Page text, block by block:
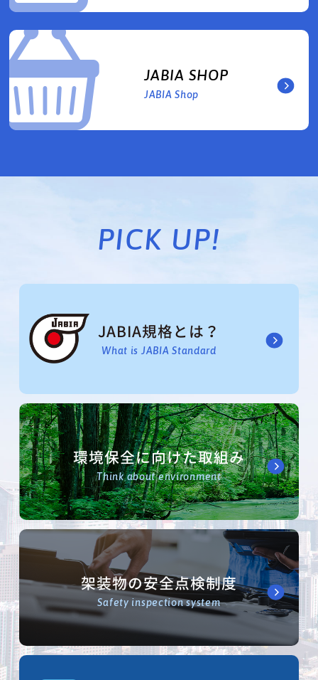
JABIA SHOP
JABIA Shop
PICK UP!
JABIA規格とは？
What is JABIA Standard
環境保全に向けた取組み
Think about environment
架装物の安全点検制度
Safety inspection system